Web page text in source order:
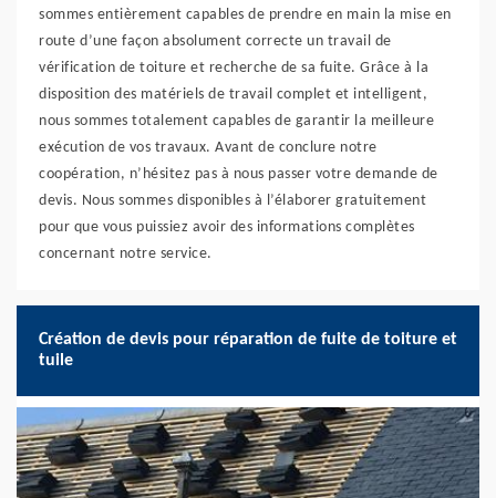
sommes entièrement capables de prendre en main la mise en
route d’une façon absolument correcte un travail de
vérification de toiture et recherche de sa fuite. Grâce à la
disposition des matériels de travail complet et intelligent,
nous sommes totalement capables de garantir la meilleure
exécution de vos travaux. Avant de conclure notre
coopération, n’hésitez pas à nous passer votre demande de
devis. Nous sommes disponibles à l’élaborer gratuitement
pour que vous puissiez avoir des informations complètes
concernant notre service.
Création de devis pour réparation de fuite de toiture et
tuile